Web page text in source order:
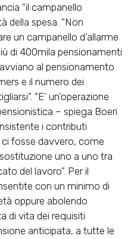
“il campanello
della spesa. “Non
un campanello d’allarme
di 400mila pensionamenti
al pensionamento
e il numero dei
“E’ un’operazione
– spiega Boeri
i contributi
fosse davvero, come
uno a uno tra
del lavoro”. Per il
con un minimo di
oppure abolendo
di vita dei requisiti
anticipata, a tutte le